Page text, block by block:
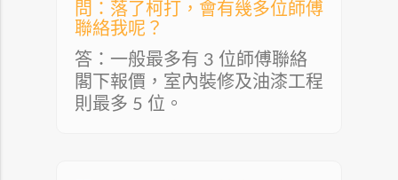
問：落了柯打，會有幾多位師傅
聯絡我呢？
答：一般最多有 3 位師傅聯絡
閣下報價，室內裝修及油漆工程
則最多 5 位。